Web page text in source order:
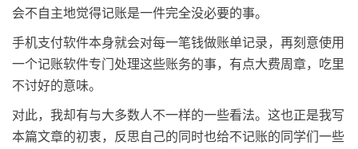
会不自主地觉得记账是一件完全没必要的事。
手机支付软件本身就会对每一笔钱做账单记录，再刻意使用
一个记账软件专门处理这些账务的事，有点大费周章，吃里
不讨好的意味。
对此，我却有与大多数人不一样的一些看法。这也正是我写
本篇文章的初衷，反思自己的同时也给不记账的同学们一些